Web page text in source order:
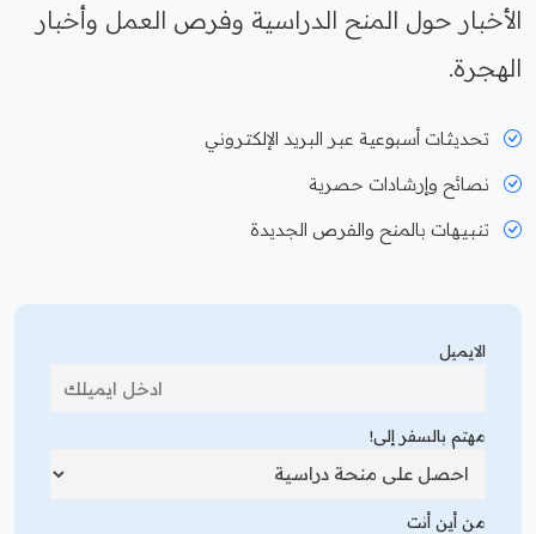
الأخبار حول المنح الدراسية وفرص العمل وأخبار
الهجرة.
تحديثات أسبوعية عبر البريد الإلكتروني
نصائح وإرشادات حصرية
تنبيهات بالمنح والفرص الجديدة
الايميل
مهتم بالسفر إلى!
من أين أنت